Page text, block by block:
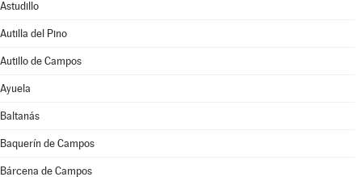
Astudillo
Autilla del Pino
Autillo de Campos
Ayuela
Baltanás
Baquerín de Campos
Bárcena de Campos